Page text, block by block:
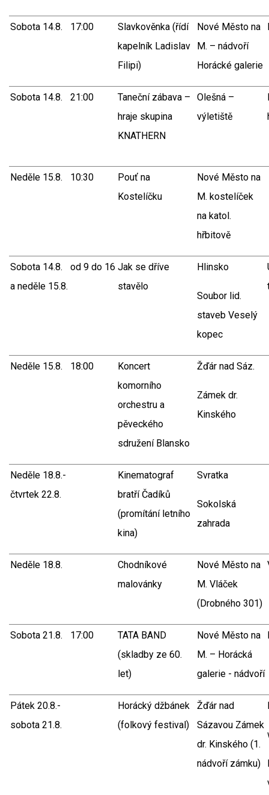
Sobota 14.8. 17:00
Slavkověnka (řídí
kapelník Ladislav
Filipi)
Nové Město na
M. – nádvoří
Horácké galerie
Sobota 14.8. 21:00
Taneční zábava –
hraje skupina
KNATHERN
Olešná –
výletiště
Neděle 15.8. 10:30
Pouť na
Kostelíčku
Nové Město na
M. kostelíček
na katol.
hřbitově
Sobota 14.8.
a neděle 15.8.
od 9 do 16 Jak se dříve
stavělo
Hlinsko
Soubor lid.
staveb Veselý
kopec
Neděle 15.8. 18:00
Koncert
komorního
orchestru a
pěveckého
sdružení Blansko
Žďár nad Sáz.
Zámek dr.
Kinského
Neděle 18.8.-
čtvrtek 22.8.
Kinematograf
bratří Čadíků
(promítání letního
kina)
Svratka
Sokolská
zahrada
Neděle 18.8.
Chodníkové
malovánky
Nové Město na
M. Vláček
(Drobného 301)
Sobota 21.8. 17:00
TATA BAND
(skladby ze 60.
let)
Nové Město na
M. – Horácká
galerie - nádvoří
Pátek 20.8.-
sobota 21.8.
Horácký džbánek
(folkový festival)
Žďár nad
Sázavou Zámek
dr. Kinského (1.
nádvoří zámku)